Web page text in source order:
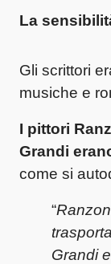
La
Gli scrittori
musiche e
I pittori
Grandi
come si
“
Grandi